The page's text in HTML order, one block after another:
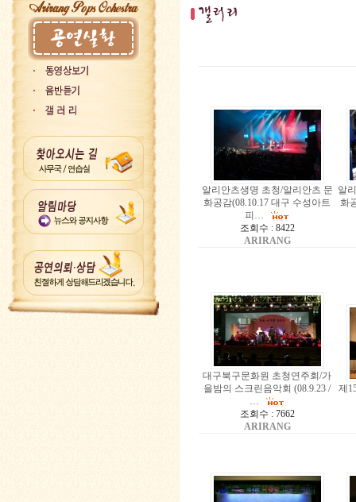
알리안츠생명 초청/알리안츠 문
화공감(08.10.17 대구 수성아트
피…
조회수 : 8422
ARIRANG
알
화
대구북구문화원 초청연주회/가
을밤의 스크린음악회 (08.9.23 /
…
조회수 : 7662
ARIRANG
제